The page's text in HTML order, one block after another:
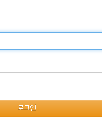
로그인